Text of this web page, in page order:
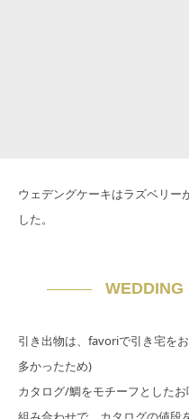
ウェデングケーキはラズベリー
した。
WEDDING
引き出物は、favoriで引き宅を
多かったため)
カタログ/鯛をモチーフとした